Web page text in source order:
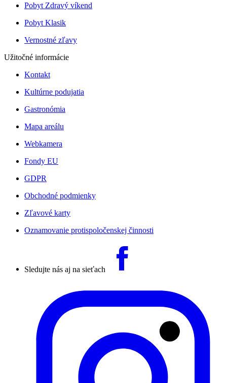
Pobyt Zdravý víkend
Pobyt Klasik
Vernostné zľavy
Užitočné informácie
Kontakt
Kultúrne podujatia
Gastronómia
Mapa areálu
Webkamera
Fondy EU
GDPR
Obchodné podmienky
Zľavové karty
Oznamovanie protispoločenskej činnosti
Sledujte nás aj na sieťach